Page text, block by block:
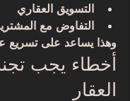
التسويق العقاري
التفاوض مع
وهذا يساعد على تسريع
أخطاء يجب
العقار